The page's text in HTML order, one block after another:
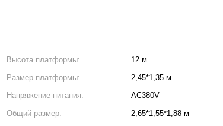
Высота платформы:
12 м
Размер платформы:
2,45*1,35 м
Напряжение питания:
AC380V
Общий размер:
2,65*1,55*1,88 м